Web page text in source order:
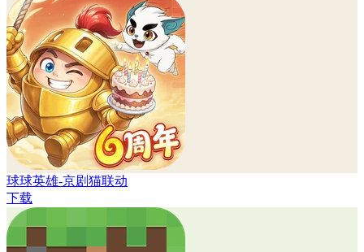
球球英雄-京剧猫联动
下载